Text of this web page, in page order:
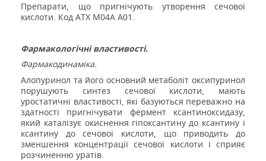
Препарати, що пригнічують утворення сечової
кислоти. Код АТХ М04А А01.
Фармакологічні властивості.
Фармакодинаміка.
Алопуринол та його основний метаболіт оксипуринол
порушують синтез сечової кислоти, мають
уростатичні властивості, які базуються переважно на
здатності пригнічувати фермент ксантиноксидазу,
який каталізує окиснення гіпоксантину до ксантину і
ксантину до сечової кислоти, що приводить до
зменшення концентрації сечової кислоти і сприяє
розчиненню уратів.